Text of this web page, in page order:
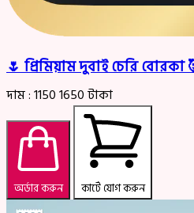
🌷 প্রিমিয়াম দুবাই চেরি
দাম :11501650টাকা
অর্ডার করুন কার্টে যোগ করুন